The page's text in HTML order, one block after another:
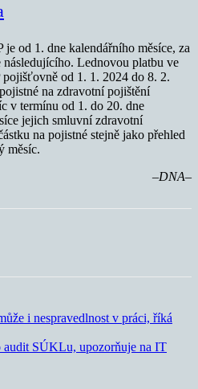
od 1. dne kalendářního měsíce, za
následujícího. Lednovou platbu ve
od 1. 1. 2024 do 8. 2.
na zdravotní pojištění
v termínu od 1. do 20. dne
jejich smluvní zdravotní
na pojistné stejně jako přehled
měsíc.
–DNA–
i nespravedlnost v práci, říká
SÚKLu, upozorňuje na IT